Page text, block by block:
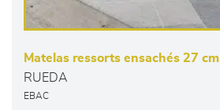
Matelas ressorts ensachés 27 cm
RUEDA
EBAC